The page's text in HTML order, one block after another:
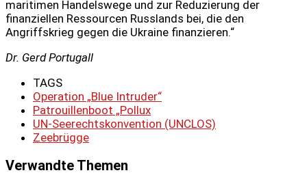
maritimen Handelswege und zur Reduzierung der
finanziellen Ressourcen Russlands bei, die den
Angriffskrieg gegen die Ukraine finanzieren.“
Dr. Gerd Portugall
TAGS
Operation „Blue Intruder“
Patrouillenboot „Pollux
UN-Seerechtskonvention (UNCLOS)
Zeebrügge
Verwandte Themen